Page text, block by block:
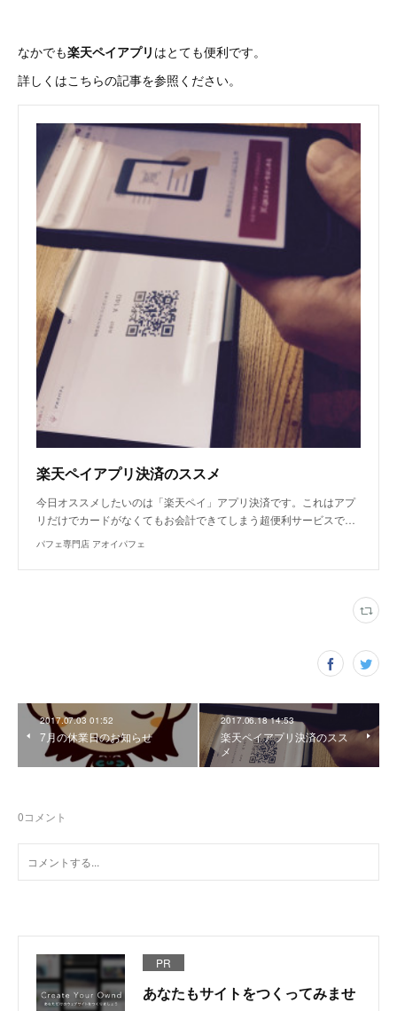
なかでも楽天ペイアプリ はとても便利です。
詳しくはこちらの記事を参照ください。
楽天ペイアプリ決済のススメ
今日オススメしたいのは「楽天ペイ」アプリ決済です。これはアプ
リだけでカードがなくてもお会計できてしまう超便利サービスで…
パフェ専門店 アオイパフェ
2017.07.03 01:52
7月の休業日のお知らせ
2017.06.18 14:53
楽天ペイアプリ決済のスス
メ
0コメント
PR
あなたもサイトをつくってみませ